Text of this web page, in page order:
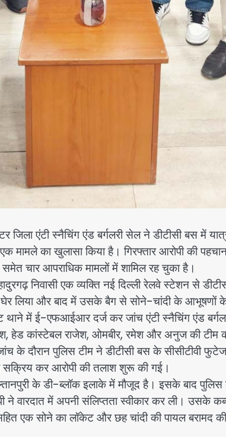
एंटी स्नैचिंग एंड बर्गलरी सेल ने डीटीसी बस में
मामले का खुलासा किया है। गिरफ्तार आरोपी की
चार आपराधिक मामलों में शामिल रह चुका है।
निवासी एक व्यक्ति नई दिल्ली रेलवे स्टेशन से
लिया और बाद में उसके बैग से सोने-चांदी के आभूषणों
थाने में ई-एफआईआर दर्ज कर जांच एंटी स्नैचिंग एंड
हेड कांस्टेबल राजेश, ओमबीर, रमेश और अनुज की टीम
दौरान पुलिस टीम ने डीटीसी बस के सीसीटीवी
सक्रिय कर आरोपी की तलाश शुरू की गई।
के डी-ब्लॉक इलाके में मौजूद है। इसके बाद पुलिस ने
ने वारदात में अपनी संलिप्तता स्वीकार कर ली। उसके
एक सोने का लॉकेट और छह चांदी की पायल बरामद